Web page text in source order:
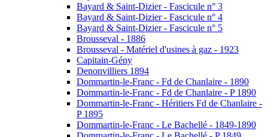
Bayard & Saint-Dizier - Fascicule n° 3
Bayard & Saint-Dizier - Fascicule n° 4
Bayard & Saint-Dizier - Fascicule n° 5
Brousseval - 1886
Brousseval - Matériel d'usines à gaz - 1923
Capitain-Gény
Denonvilliers 1894
Dommartin-le-Franc - Fd de Chanlaire - 1890
Dommartin-le-Franc - Fd de Chanlaire - P 1890
Dommartin-le-Franc - Héritiers Fd de Chanlaire -
P 1895
Dommartin-le-Franc - Le Bachellé - 1849-1890